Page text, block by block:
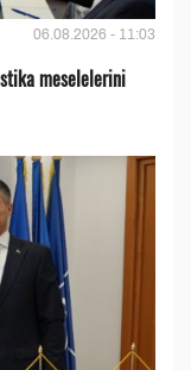
06.08.2026 - 11:03
meselelerini